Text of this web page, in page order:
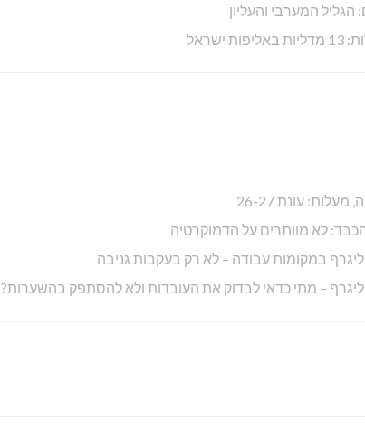
המערבי והעליון
ישראל
עונת 26-27
לא מוותרים על הדמוקרטיה
במקומות עבודה – לא רק בעקבות גניבה
– מתי כדאי לבדוק את העובדות ולא להסתפק בהשערות?